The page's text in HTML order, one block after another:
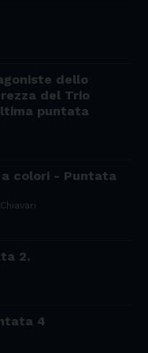
dello
del Trio
puntata
colori - Puntata
2.
4